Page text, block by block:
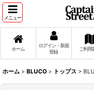
メニュー
ホーム
ログイン・新規
登録
ご利用
ホーム > BLUCO > トップス >